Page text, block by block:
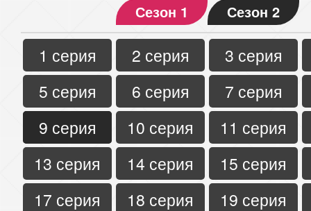
Сезон 1 Сезон 2
1 серия 2 серия
3 серия
5 серия
6 серия
7 серия
9 серия
10 серия
11 серия
13 серия
14 серия
15 серия
17 серия
18 серия
19 серия